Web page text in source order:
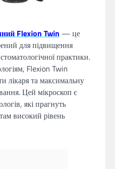
Flexion Twin — це
для підвищення
практики.
Flexion Twin
лікаря та максимальну
Цей мікроскоп є
які прагнуть
високий рівень